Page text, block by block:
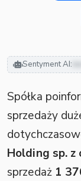
Sentyment AI:
Spółka
sprzedaży
Holding sp. z
sprzedaż 1